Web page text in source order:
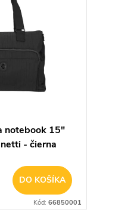
notebook 15"
- čierna
DO KOŠÍKA
Kód: 66850001